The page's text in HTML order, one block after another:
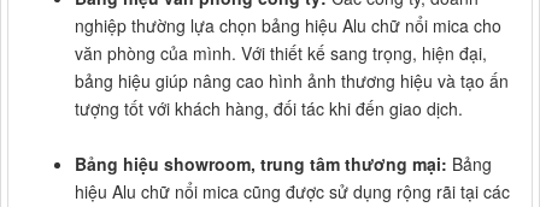
nghiệp thường lựa chọn bảng hiệu Alu chữ nổi mica cho
văn phòng của mình. Với thiết kế sang trọng, hiện đại,
bảng hiệu giúp nâng cao hình ảnh thương hiệu và tạo ấn
tượng tốt với khách hàng, đối tác khi đến giao dịch.
Bảng hiệu showroom, trung tâm thương mại: Bảng
hiệu Alu chữ nổi mica cũng được sử dụng rộng rãi tại các